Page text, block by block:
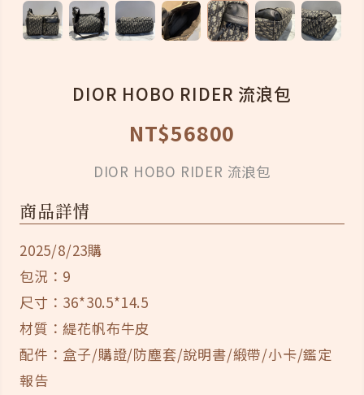
DIOR HOBO RIDER 流浪包
NT$56800
DIOR HOBO RIDER 流浪包
商品詳情
2025/8/23購
包況：9
尺寸：36*30.5*14.5
材質：緹花帆布牛皮
配件：盒子/購證/防塵套/說明書/緞帶/小卡/鑑定
報告